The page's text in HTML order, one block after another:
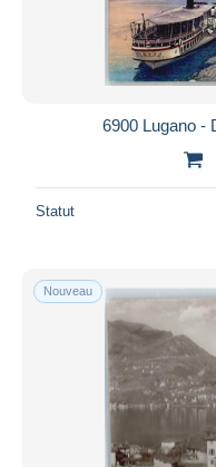
6900 Lugano -
Statut
Nouveau